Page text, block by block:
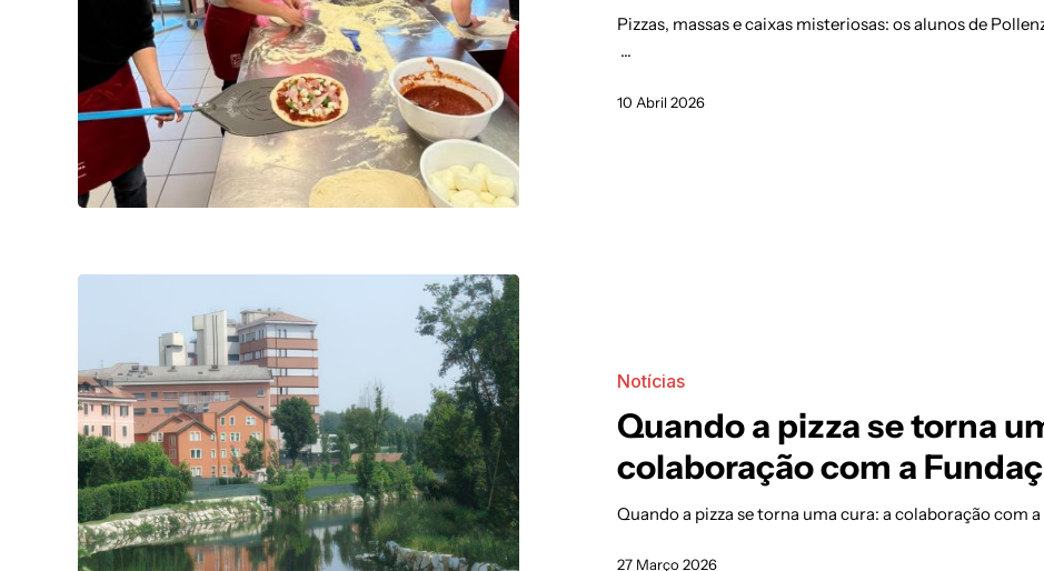
Pizzas, massas e caixas misteriosas: os alunos de
…
10 Abril 2026
Notícias
Quando a pizza se torna
colaboração com a
Quando a pizza se torna uma cura: a colaboração com
27 Março 2026